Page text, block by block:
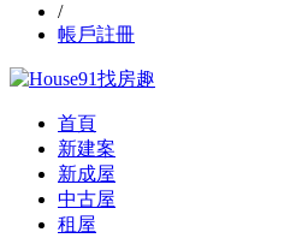
/
帳戶註冊
首頁
新建案
新成屋
中古屋
租屋